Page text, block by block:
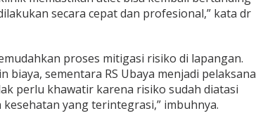
secara cepat dan profesional,” kata dr
proses mitigasi risiko di lapangan.
biaya, sementara RS Ubaya menjadi pelaksana
perlu khawatir karena risiko sudah diatasi
yang terintegrasi,” imbuhnya.